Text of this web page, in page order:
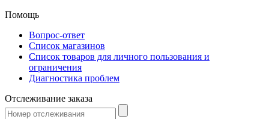
Помощь
Вопрос-ответ
Список магазинов
Список товаров для личного пользования и
ограничения
Диагностика проблем
Отслеживание заказа